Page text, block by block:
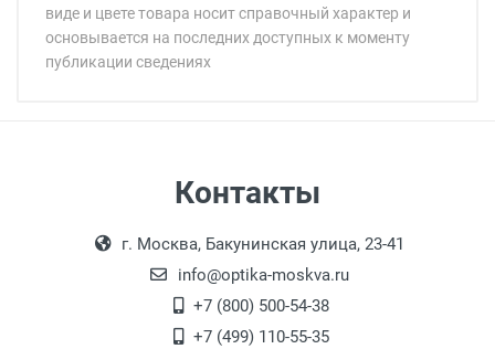
виде и цвете товара носит справочный характер и
основывается на последних доступных к моменту
публикации сведениях
Ширина линзы:
18:00, по субботам с 11:00 до 15:00, в
офисе по адресу: г. Москва,
Переведеновский переулок 17, корпус 1,
второй этаж, тел. +7 (499) 110-55-35.
Контакты
г. Москва, Бакунинская улица, 23-41
info@optika-moskva.ru
+7 (800) 500-54-38
+7 (499) 110-55-35